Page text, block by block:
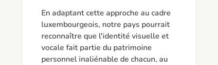
En adaptant cette approche au cadre
luxembourgeois, notre pays pourrait
reconnaître que l'identité visuelle et
vocale fait partie du patrimoine
personnel inaliénable de chacun, au